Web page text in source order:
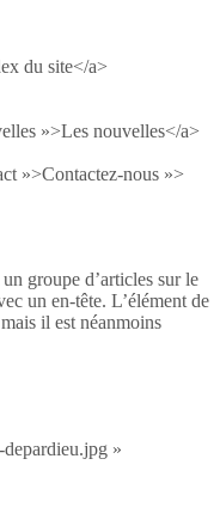
du site</a>
»>Les nouvelles</a>
»>Contactez-nous »>
groupe d’articles sur le
un en-tête. L’élément de
il est néanmoins
»